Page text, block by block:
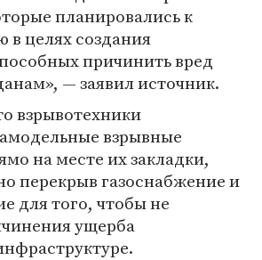
планировались к
в целях создания
причинить вред
— заявил источник.
взрывотехники
взрывные
на месте их закладки,
перекрыв газоснабжение и
для того, чтобы не
ущерба